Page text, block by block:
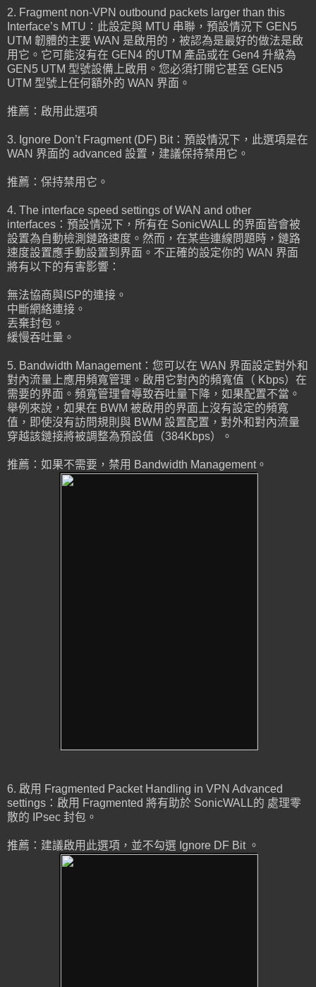
2. Fragment non-VPN outbound packets larger than this
Interface’s MTU：此設定與 MTU 串聯，預設情況下 GEN5
UTM 韌體的主要 WAN 是啟用的，被認為是最好的做法是啟
用它。它可能沒有在 GEN4 的UTM 產品或在 Gen4 升級為
GEN5 UTM 型號設備上啟用。您必須打開它甚至 GEN5
UTM 型號上任何額外的 WAN 界面。
推薦：啟用此選項
3. Ignore Don’t Fragment (DF) Bit：預設情況下，此選項是在
WAN 界面的 advanced 設置，建議保持禁用它。
推薦：保持禁用它。
4. The interface speed settings of WAN and other
interfaces：預設情況下，所有在 SonicWALL 的界面皆會被
設置為自動檢測鏈路速度。然而，在某些連線問題時，鏈路
速度設置應手動設置到界面。不正確的設定你的 WAN 界面
將有以下的有害影響：
無法協商與ISP的連接。
中斷網絡連接。
丟棄封包。
緩慢吞吐量。
5. Bandwidth Management：您可以在 WAN 界面設定對外和
對內流量上應用頻寬管理。啟用它對內的頻寬值（ Kbps）在
需要的界面。頻寬管理會導致吞吐量下降，如果配置不當。
舉例來說，如果在 BWM 被啟用的界面上沒有設定的頻寬
值，即使沒有訪問規則與 BWM 設置配置，對外和對內流量
穿越該鏈接將被調整為預設值（384Kbps）。
推薦：如果不需要，禁用 Bandwidth Management。
6. 啟用 Fragmented Packet Handling in VPN Advanced
settings：啟用 Fragmented 將有助於 SonicWALL的 處理零
散的 IPsec 封包。
推薦：建議啟用此選項，並不勾選 Ignore DF Bit 。